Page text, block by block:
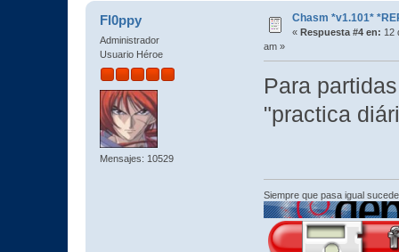
Fl0ppy
Administrador
Usuario Héroe
Mensajes: 10529
Chasm *v1.101*
« Respuesta #4 en: 12
am »
Para
"practica
Siempre que pasa igual